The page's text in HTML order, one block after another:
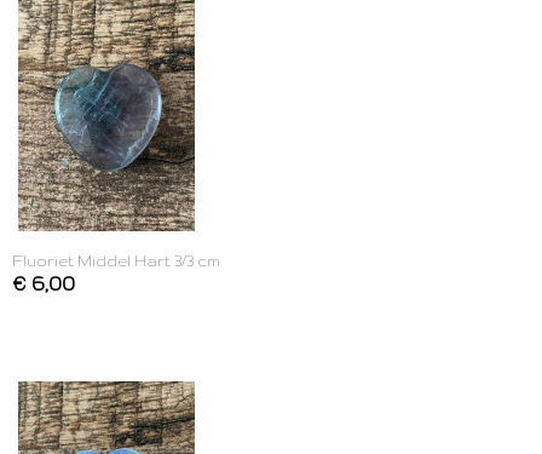
Fluoriet Middel Hart 3/3 cm
€ 6,00